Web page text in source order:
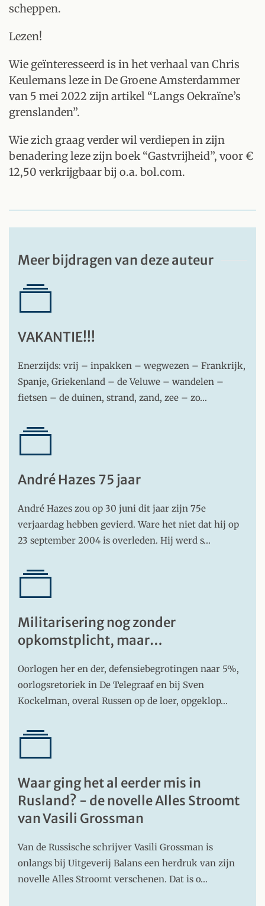
scheppen.
Lezen!
Wie geïnteresseerd is in het verhaal van Chris
Keulemans leze in De Groene Amsterdammer
van 5 mei 2022 zijn artikel “Langs Oekraïne’s
grenslanden”.
Wie zich graag verder wil verdiepen in zijn
benadering leze zijn boek “Gastvrijheid”, voor €
12,50 verkrijgbaar bij o.a. bol.com.
Meer bijdragen van deze auteur
VAKANTIE!!!
Enerzijds: vrij – inpakken – wegwezen – Frankrijk,
Spanje, Griekenland – de Veluwe – wandelen –
fietsen – de duinen, strand, zand, zee – zo…
André Hazes 75 jaar
André Hazes zou op 30 juni dit jaar zijn 75e
verjaardag hebben gevierd. Ware het niet dat hij op
23 september 2004 is overleden. Hij werd s…
Militarisering nog zonder
opkomstplicht, maar…
Oorlogen her en der, defensiebegrotingen naar 5%,
oorlogsretoriek in De Telegraaf en bij Sven
Kockelman, overal Russen op de loer, opgeklop…
Waar ging het al eerder mis in
Rusland? - de novelle Alles Stroomt
van Vasili Grossman
Van de Russische schrijver Vasili Grossman is
onlangs bij Uitgeverij Balans een herdruk van zijn
novelle Alles Stroomt verschenen. Dat is o…